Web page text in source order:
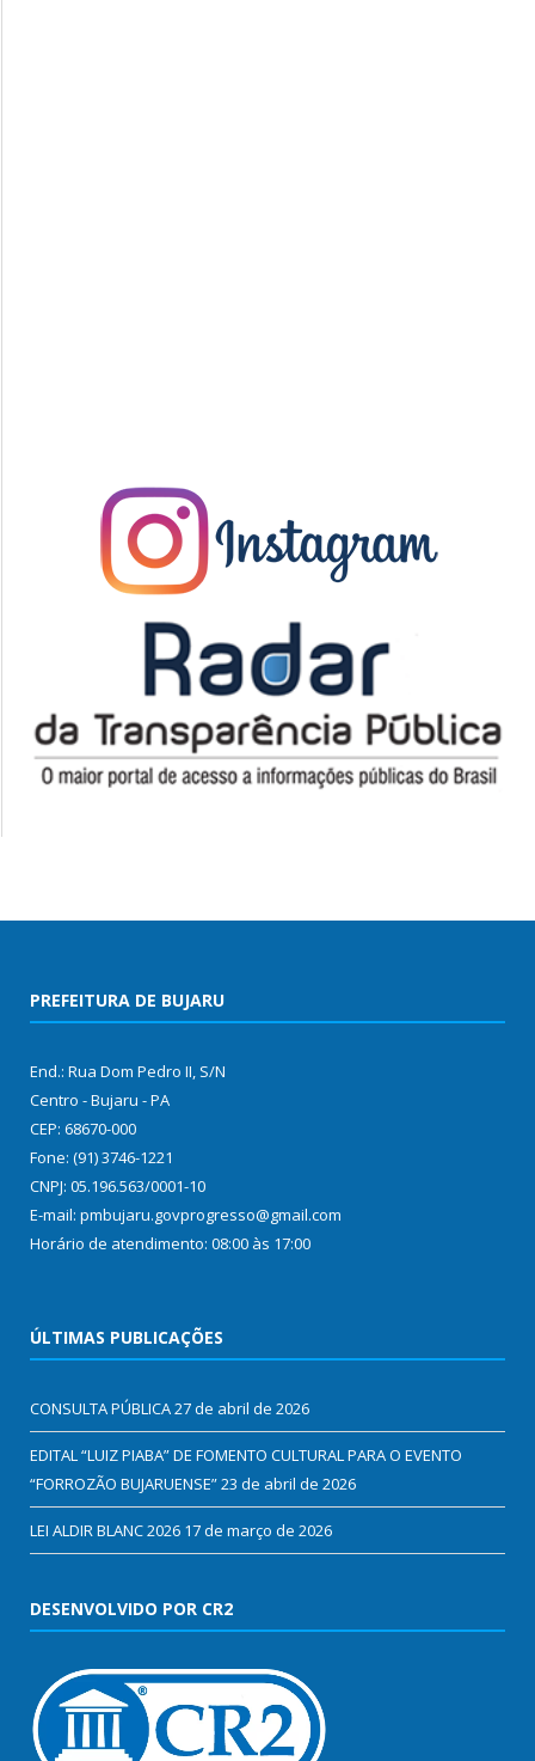
PREFEITURA DE BUJARU
End.: Rua Dom Pedro II, S/N
Centro - Bujaru - PA
CEP: 68670-000
Fone: (91) 3746-1221
CNPJ: 05.196.563/0001-10
E-mail: pmbujaru.govprogresso@gmail.com
Horário de atendimento: 08:00 às 17:00
ÚLTIMAS PUBLICAÇÕES
CONSULTA PÚBLICA27 de abril de 2026
EDITAL “LUIZ PIABA” DE FOMENTO CULTURAL PARA O EVENTO
“FORROZÃO BUJARUENSE”23 de abril de 2026
LEI ALDIR BLANC 2026 17 de março de 2026
DESENVOLVIDO POR CR2